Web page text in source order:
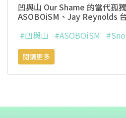
凹與山 Our Shame 的當代孤
ASOBOiSM、Jay Reynolds
#凹與山 #ASOBOiSM
閱讀更多